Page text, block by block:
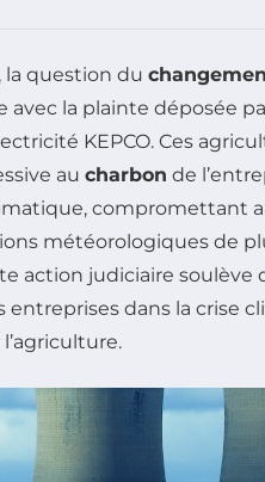
, la question du
avec la plainte déposée
KEPCO. Ces
au charbon de
compromettant
météorologiques de
action judiciaire soulève
entreprises dans la crise